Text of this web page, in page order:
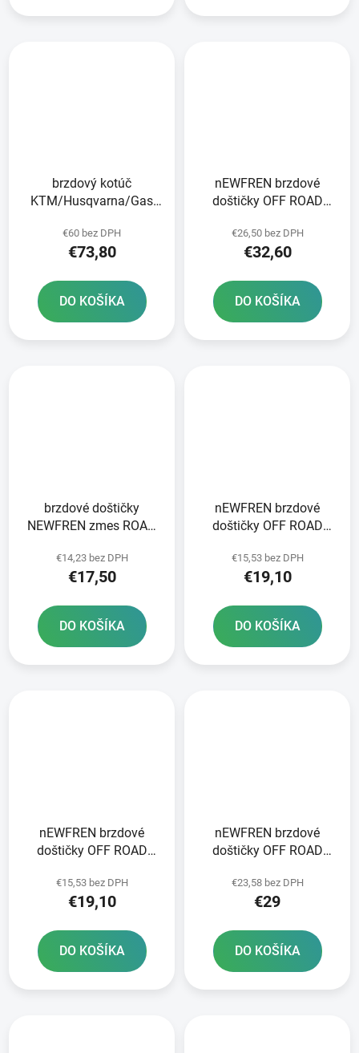
brzdový kotúč
KTM/Husqvarna/Gas
€60 bez DPH
€73,80
DO KOŠÍKA
nEWFREN brzdové
doštičky OFF ROAD
balení
€26,50 bez DPH
€32,60
DO KOŠÍKA
brzdové doštičky
NEWFREN zmes ROAD
v balení
€14,23 bez DPH
€17,50
DO KOŠÍKA
nEWFREN brzdové
doštičky OFF ROAD
balení
€15,53 bez DPH
€19,10
DO KOŠÍKA
nEWFREN brzdové
doštičky OFF ROAD
balení
€15,53 bez DPH
€19,10
DO KOŠÍKA
nEWFREN brzdové
doštičky OFF ROAD
balení
€23,58 bez DPH
€29
DO KOŠÍKA